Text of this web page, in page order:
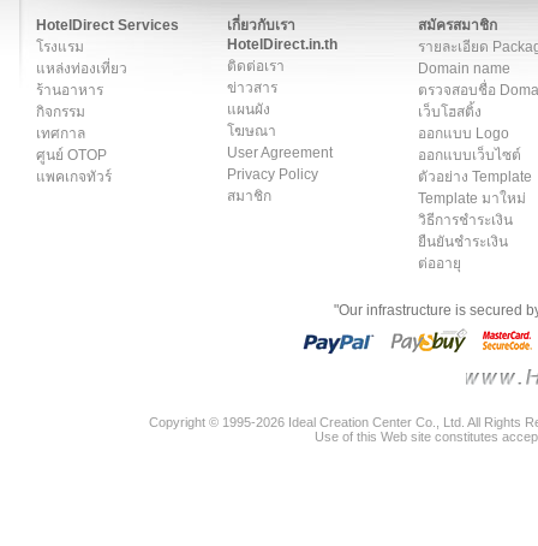
HotelDirect Services
โรงแรม
แหล่งท่องเที่ยว
ร้านอาหาร
กิจกรรม
เทศกาล
ศูนย์ OTOP
แพคเกจทัวร์
เกี่ยวกับเรา
HotelDirect.in.th
ติดต่อเรา
ข่าวสาร
แผนผัง
โฆษณา
User Agreement
Privacy Policy
สมาชิก
สมัครสมาชิก
รายละเอียด
Domain name
ตรวจสอบชื่อ
เว็บโฮสติ้ง
ออกแบบ Logo
ออกแบบเว็บไซต์
ตัวอย่าง Template
Template มาใหม่
วิธีการชำระเงิน
ยืนยันชำระเงิน
ต่ออายุ
"Our infrastructure is secured
Copyright © 1995-2026 Ideal Creation Center Co., Ltd. All Rights
Use of this Web site constitutes